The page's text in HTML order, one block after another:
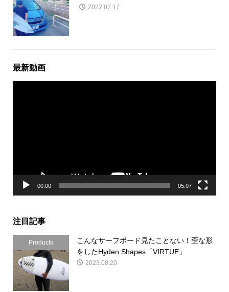
2022.07.17
最新動画
00:00 05:07
注目記事
Products
こんなサーフボード見たことない！歪な形
をしたHyden Shapes「VIRTUE」
2023.08.20